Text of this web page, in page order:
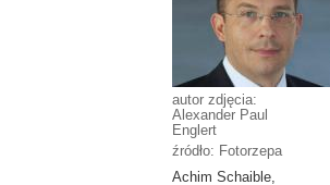
autor zdjęcia:
Alexander Paul
Englert
źródło: Fotorzepa
Achim Schaible,